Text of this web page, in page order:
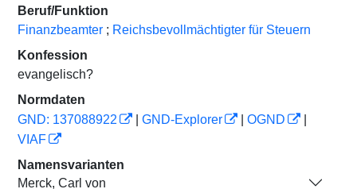
Beruf/Funktion
Finanzbeamter ; Reichsbevollmächtigter für Steuern
Konfession
evangelisch?
Normdaten
GND: 137088922
GND-Explorer OGND
VIAF
Namensvarianten
Merck, Carl von